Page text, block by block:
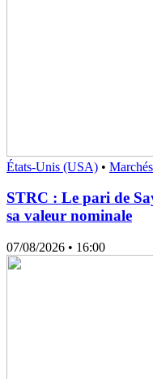
États-Unis (USA) •
STRC : Le pari de
sa valeur nominale
07/08/2026 • 16:00